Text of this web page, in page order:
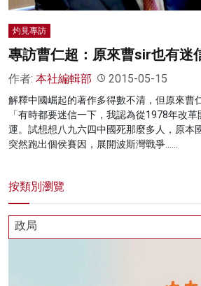
灼見專訪
專訪曹仁超：原來曹sir也有迷
作者: 本社編輯部 2015-05-15
解釋中國崛起的著作多得數不清，但原來曹
「有時都要迷信一下，我認為從1978年改
運。試想想八九六四中國死那麼多人，原本
突然跑出個侯賽因，展開波斯灣戰爭……
按類別瀏覽
政局